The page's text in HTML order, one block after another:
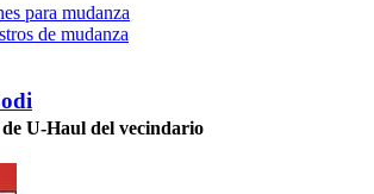
para mudanza
de mudanza
U-Haul del vecindario